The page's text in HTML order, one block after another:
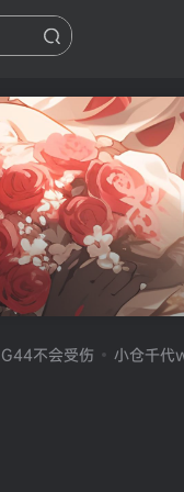
G44不会受伤 小仓千代